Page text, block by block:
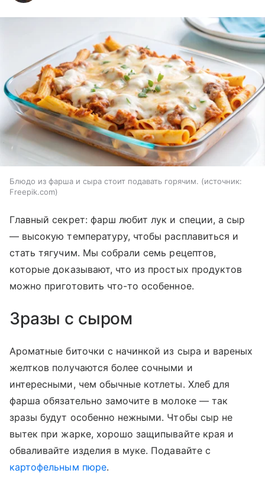
Блюдо из фарша и сыра стоит подавать горячим.
источник:
Freepik.com
Главный секрет: фарш любит лук и специи, а сыр
— высокую температуру, чтобы расплавиться и
стать тягучим. Мы собрали семь рецептов,
которые доказывают, что из простых продуктов
можно приготовить что-то особенное.
Зразы с сыром
Ароматные биточки с начинкой из сыра и вареных
желтков получаются более сочными и
интересными, чем обычные котлеты. Хлеб для
фарша обязательно замочите в молоке — так
зразы будут особенно нежными. Чтобы сыр не
вытек при жарке, хорошо защипывайте края и
обваливайте изделия в муке. Подавайте с
картофельным пюре.